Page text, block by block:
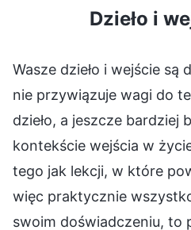
Dzieło i
Wasze dzieło i wejście są
nie przywiązuje wagi do
dzieło, a jeszcze bardziej
kontekście wejścia w
tego jak lekcji, w które
więc praktycznie
swoim doświadczeniu, to